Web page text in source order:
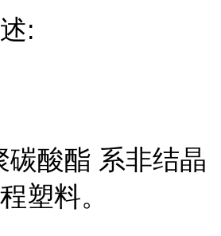
:
碳酸酯 系非结晶
塑料。